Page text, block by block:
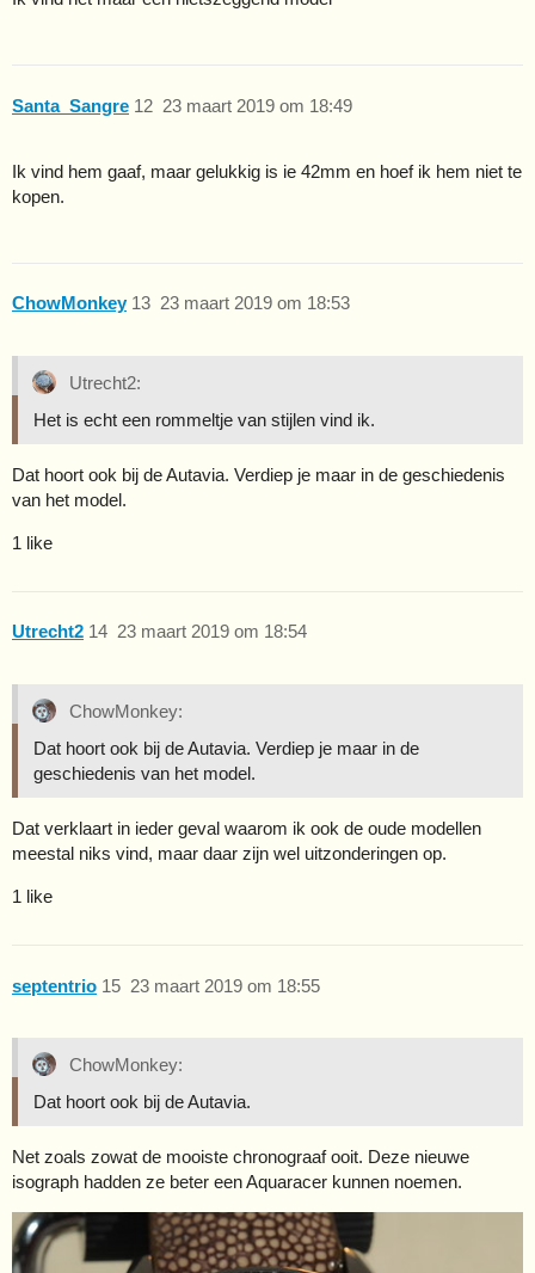
Santa_Sangre 23 maart 2019 om 18:49
12
Ik vind hem gaaf, maar gelukkig is ie 42mm en hoef ik hem niet te
kopen.
ChowMonkey 23 maart 2019 om 18:53
13
Utrecht2:
Het is echt een rommeltje van stijlen vind ik.
Dat hoort ook bij de Autavia. Verdiep je maar in de geschiedenis
van het model.
1 like
Utrecht2 23 maart 2019 om 18:54
14
ChowMonkey:
Dat hoort ook bij de Autavia. Verdiep je maar in de
geschiedenis van het model.
Dat verklaart in ieder geval waarom ik ook de oude modellen
meestal niks vind, maar daar zijn wel uitzonderingen op.
1 like
septentrio 23 maart 2019 om 18:55
15
ChowMonkey:
Dat hoort ook bij de Autavia.
Net zoals zowat de mooiste chronograaf ooit. Deze nieuwe
isograph hadden ze beter een Aquaracer kunnen noemen.